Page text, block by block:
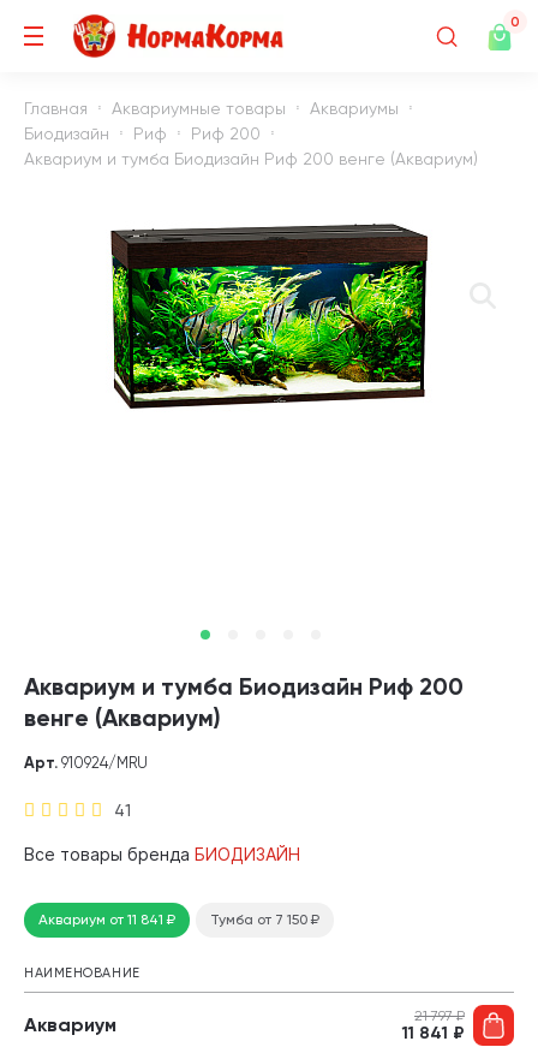
0
Главная Аквариумные товары
Аквариумы
Биодизайн
Риф
Риф 200
Аквариум и тумба Биодизайн Риф 200 венге (Аквариум)
Аквариум и тумба Биодизайн Риф 200
венге (Аквариум)
41
Арт. 910924/MRU
Все товары бренда БИОДИЗАЙН
Аквариум от 11 841₽ Тумба от 7 150 ₽
НАИМЕНОВАНИЕ
Аквариум 21 797₽
11 841 ₽